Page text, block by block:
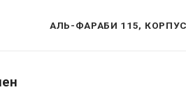
АЛЬ-ФАРАБИ 115, КОРПУС